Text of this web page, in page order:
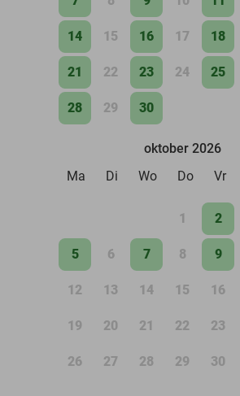
14 15 16 17 18
21 22 23 24 25
28 29 30
oktober 2026
Ma
Di Wo Do Vr
1 2
5 6 7 8 9
12 13 14 15 16
19 20 21 22 23
26 27 28 29 30